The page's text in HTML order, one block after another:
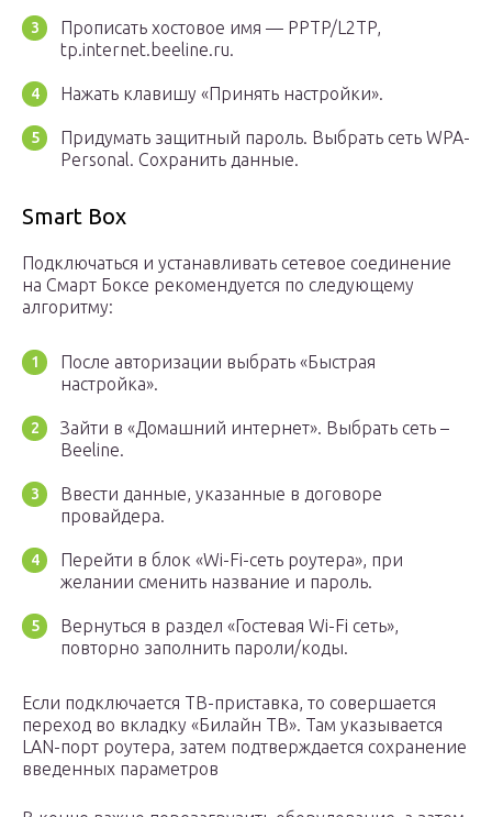
Прописать хостовое имя — PPTP/L2TP,
tp.internet.beeline.ru.
Нажать клавишу «Принять настройки».
Придумать защитный пароль. Выбрать сеть WPA-
Personal. Сохранить данные.
Smart Box
Подключаться и устанавливать сетевое соединение
на Смарт Боксе рекомендуется по следующему
алгоритму:
После авторизации выбрать «Быстрая
настройка».
Зайти в «Домашний интернет». Выбрать сеть –
Beeline.
Ввести данные, указанные в договоре
провайдера.
Перейти в блок «Wi-Fi-сеть роутера», при
желании сменить название и пароль.
Вернуться в раздел «Гостевая Wi-Fi сеть»,
повторно заполнить пароли/коды.
Если подключается ТВ-приставка, то совершается
переход во вкладку «Билайн ТВ». Там указывается
LAN-порт роутера, затем подтверждается сохранение
введенных параметров